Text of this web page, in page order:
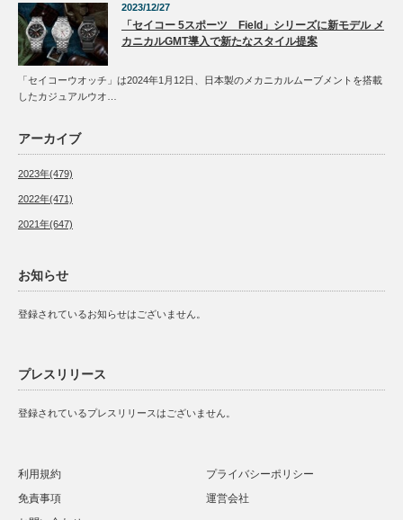
2023/12/27
「セイコー 5スポーツ Field」シリーズに新モデル メ
カニカルGMT導入で新たなスタイル提案
「セイコーウオッチ」は2024年1月12日、日本製のメカニカルムーブメントを搭載
したカジュアルウオ…
アーカイブ
2023年(479)
2022年(471)
2021年(647)
お知らせ
登録されているお知らせはございません。
プレスリリース
登録されているプレスリリースはございません。
利用規約
プライバシーポリシー
免責事項
運営会社